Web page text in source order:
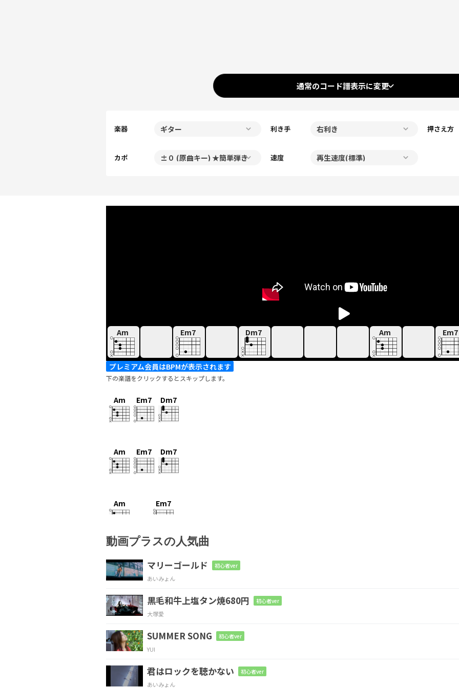
通常のコード譜表示に変更
楽器 利き手 押さえ方
カポ 速度
Am Em7 Dm7 Am Em7
プレミアム会員はBPMが表示されます
下の楽譜をクリックするとスキップします。
Am Em7 Dm7
Am Em7 Dm7
Am Em7
世界で一番悪いのは
Am
私で
Em7
しょ 私
やっぱなーんも分
動画プラスの人気曲
マリーゴールド 初心者ver
あいみょん
黒毛和牛上塩タン焼680円 初心者ver
大塚愛
SUMMER SONG 初心者ver
YUI
君はロックを聴かない 初心者ver
あいみょん